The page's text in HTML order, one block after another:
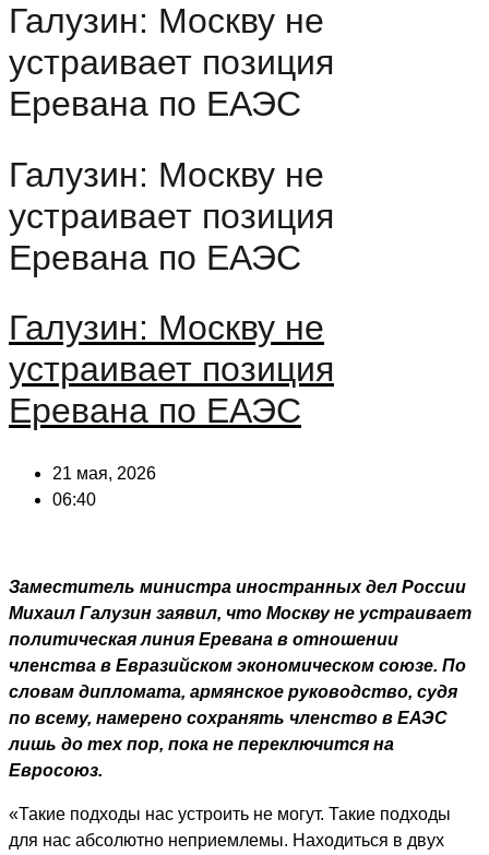
Галузин: Москву не
устраивает позиция
Еревана по ЕАЭС
Галузин: Москву не
устраивает позиция
Еревана по ЕАЭС
Галузин: Москву не
устраивает позиция
Еревана по ЕАЭС
21 мая, 2026
06:40
Заместитель министра иностранных дел России
Михаил Галузин заявил, что Москву не устраивает
политическая линия Еревана в отношении
членства в Евразийском экономическом союзе. По
словам дипломата, армянское руководство, судя
по всему, намерено сохранять членство в ЕАЭС
лишь до тех пор, пока не переключится на
Евросоюз.
«Такие подходы нас устроить не могут. Такие подходы
для нас абсолютно неприемлемы. Находиться в двух